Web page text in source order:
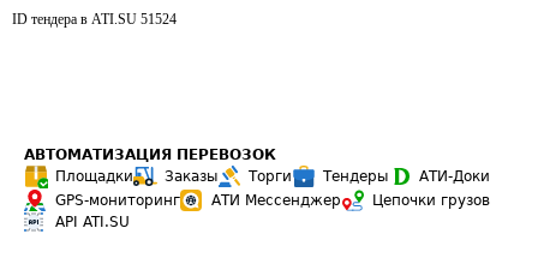
ID тендера в ATI.SU 51524
АВТОМАТИЗАЦИЯ ПЕРЕВОЗОК
Площадки
Заказы Торги Тендеры
АТИ-Доки
GPS-мониторинг
АТИ Мессенджер
Цепочки грузов
API ATI.SU